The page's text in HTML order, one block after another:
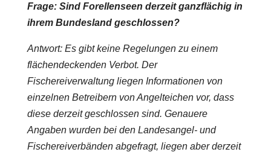
Frage: Sind Forellenseen derzeit ganzflächig in
ihrem Bundesland geschlossen?
Antwort: Es gibt keine Regelungen zu einem
flächendeckenden Verbot. Der
Fischereiverwaltung liegen Informationen von
einzelnen Betreibern von Angelteichen vor, dass
diese derzeit geschlossen sind. Genauere
Angaben wurden bei den Landesangel- und
Fischereiverbänden abgefragt, liegen aber derzeit